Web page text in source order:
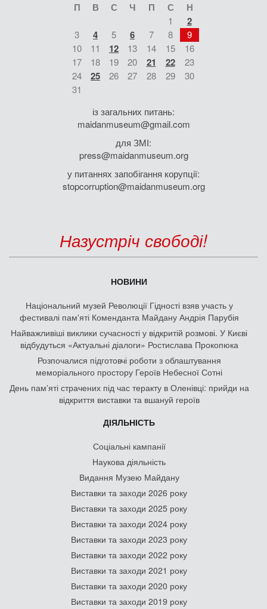
П В С Ч П С Н
1 2
3 4 5 6 7 8
9
10
11 12 13 14 15
16
17
18 19 20 21 22
23
24
25 26 27 28 29
30
31
із загальних питань:
maidanmuseum@gmail.com
для ЗМІ:
press@maidanmuseum.org
у питаннях запобігання корупції:
stopcorruption@maidanmuseum.org
Назустріч свободі!
НОВИНИ
Національний музей Революції Гідності взяв участь у
фестивалі пам'яті Коменданта Майдану Андрія Парубія
Найважливіші виклики сучасності у відкритій розмові. У Києві
відбудуться «Актуальні діалоги» Ростислава Прокопюка
Розпочалися підготовчі роботи з облаштування
меморіального простору Героїв Небесної Сотні
День памʼяті страчених під час теракту в Оленівці: прийди на
відкриття виставки та вшануй героїв
ДІЯЛЬНІСТЬ
Соціальні кампанії
Наукова діяльність
Видання Музею Майдану
Виставки та заходи 2026 року
Виставки та заходи 2025 року
Виставки та заходи 2024 року
Виставки та заходи 2023 року
Виставки та заходи 2022 року
Виставки та заходи 2021 року
Виставки та заходи 2020 року
Виставки та заходи 2019 року